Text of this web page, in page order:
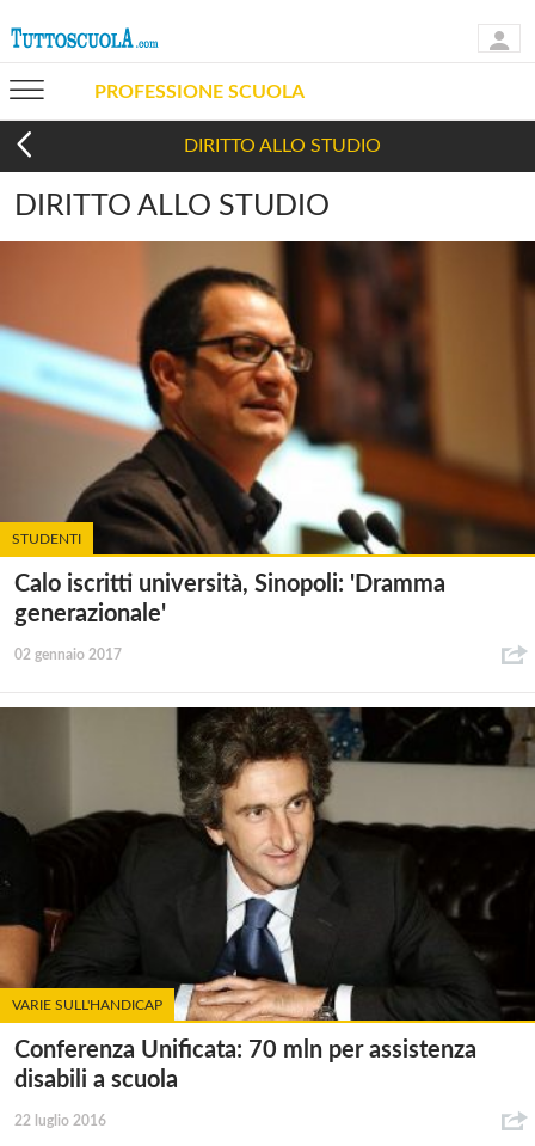
PROFESSIONE SCUOLA
DIRITTO ALLO STUDIO
DIRITTO ALLO STUDIO
STUDENTI
Calo iscritti università, Sinopoli: 'Dramma
generazionale'
02 gennaio 2017
VARIE SULL'HANDICAP
Conferenza Unificata: 70 mln per assistenza
disabili a scuola
22 luglio 2016